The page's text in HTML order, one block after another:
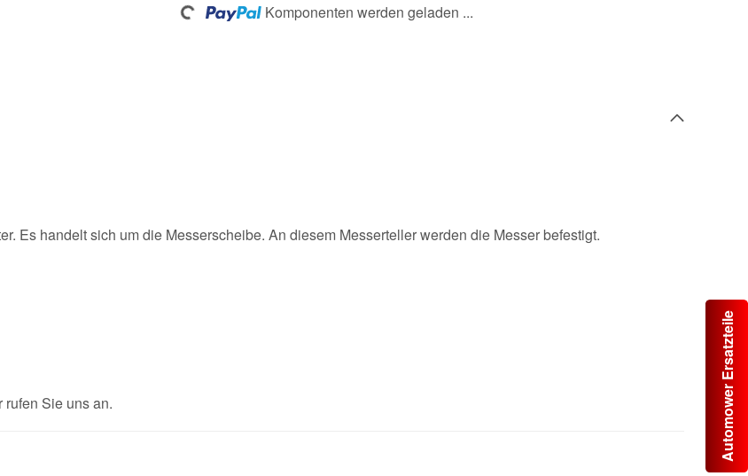
Automower Ersatzteile
Loading... Komponenten werden geladen ...
Es handelt sich um die Messerscheibe. An diesem Messerteller werden die Messer befestigt.
Sie uns an.